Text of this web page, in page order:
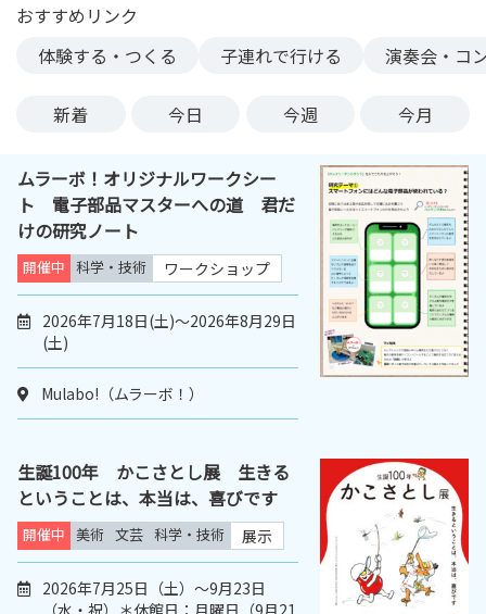
おすすめリンク
体験する・つくる
子連れで行ける 演奏会・コ
新着 今日 今週 今月
ムラーボ！オリジナルワークシー
ト 電子部品マスターへの道 君だ
けの研究ノート
開催中 科学・技術 ワークショップ
2026年7月18日(土)～2026年8月29日
(土)
Mulabo!（ムラーボ！）
生誕100年 かこさとし展 生きる
ということは、本当は、喜びです
開催中 美術 文芸 科学・技術 展示
2026年7月25日（土）～9月23日